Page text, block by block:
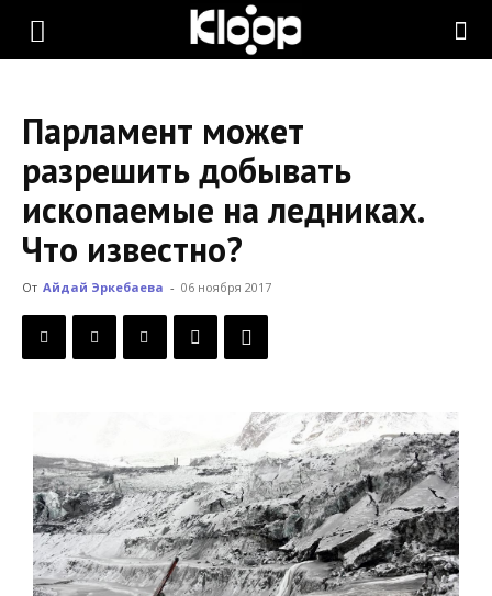
KLOOP.KG
Новости
Парламент может
разрешить добывать
ископаемые на ледниках.
Что известно?
От Айдай Эркебаева - 06 ноября 2017